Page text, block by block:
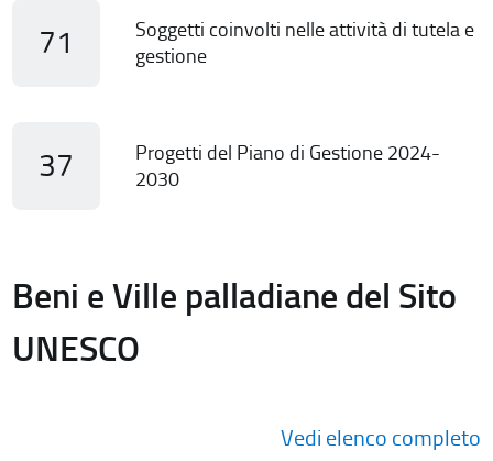
71
Soggetti coinvolti nelle attività di tutela e
gestione
37
Progetti del Piano di Gestione 2024-
2030
Beni e Ville palladiane del Sito
UNESCO
Vedi elenco completo